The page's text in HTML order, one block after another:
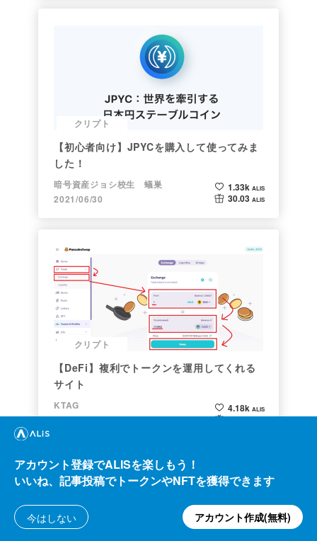
クリプト
【初心者向け】JPYCを購入して使ってみま
した！
暗号資産ジョシ校生 蟻巣
2021/06/30
1.33k ALIS
30.03 ALIS
クリプト
【DeFi】複利でトークンを運用してくれる
サイト
KTAG
2021/02/22
4.18k ALIS
54.01
アカウント登録でALISを楽しもう！
いいね、記事投稿でトークンやNFTを獲得できます
今はしない アカウント作成(無料)